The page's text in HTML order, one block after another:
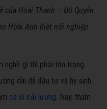
của Hoài Thanh – Đỗ Quyên.
Hoài Anh Kiệt nối nghiệp
nghề gì thì phải tôn trọng.
dài đã đầu tư và hy sinh
ca sĩ cải lương. Nay, tham